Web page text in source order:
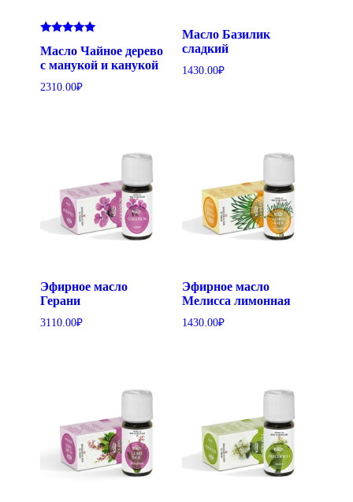
5.00
из 5
Масло Чайное дерево
с манукой и канукой
2310.00₽
Масло Базилик
сладкий
1430.00₽
Эфирное масло
Герани
3110.00₽
Эфирное масло
Мелисса лимонная
1430.00₽